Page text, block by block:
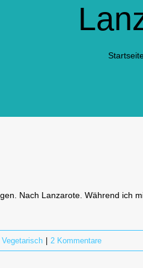
Startseite
Nach Lanzarote. Während
Vegetarisch 2 Kommentare